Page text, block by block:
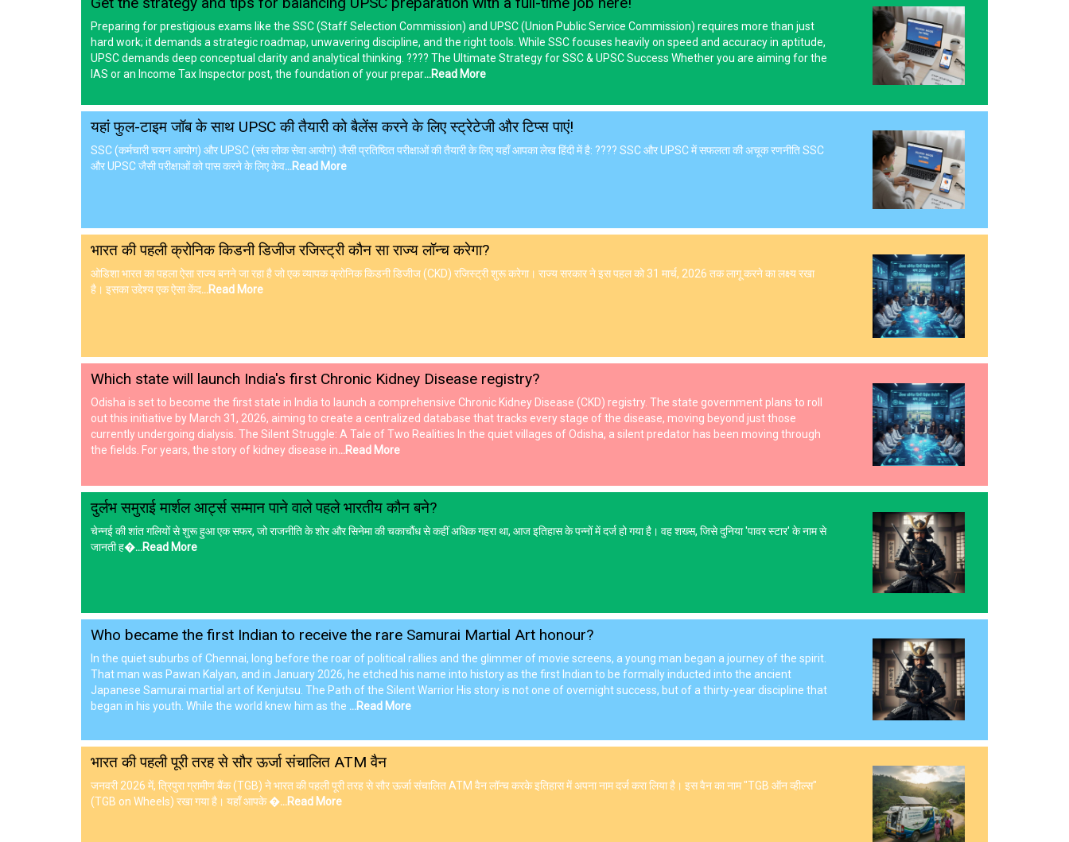
Preparing for prestigious exams like the SSC (Staff Selection Commission) and UPSC (Union Public Service Commission) requires more than just
hard work; it demands a strategic roadmap, unwavering discipline, and the right tools. While SSC focuses heavily on speed and accuracy in aptitude,
UPSC demands deep conceptual clarity and analytical thinking. ???? The Ultimate Strategy for SSC & UPSC Success Whether you are aiming for the
IAS or an Income Tax Inspector post, the foundation of your prepar...Read More
यहां फुल-टाइम जॉब के साथ UPSC की तैयारी को बैलेंस करने के लिए स्ट्रेटेजी और टिप्स पाएं!
SSC (कर्मचारी चयन आयोग) और UPSC (संघ लोक सेवा आयोग) जैसी प्रतिष्ठित परीक्षाओं की तैयारी के लिए यहाँ आपका लेख हिंदी में है: ???? SSC और UPSC में सफलता की अचूक रणनीति SSC
और UPSC जैसी परीक्षाओं को पास करने के लिए केव...Read More
भारत की पहली क्रोनिक किडनी डिजीज रजिस्ट्री कौन सा राज्य लॉन्च करेगा?
ओडिशा भारत का पहला ऐसा राज्य बनने जा रहा है जो एक व्यापक क्रोनिक किडनी डिजीज (CKD) रजिस्ट्री शुरू करेगा। राज्य सरकार ने इस पहल को 31 मार्च, 2026 तक लागू करने का लक्ष्य रखा
है। इसका उद्देश्य एक ऐसा केंद...Read More
Which state will launch India's first Chronic Kidney Disease registry?
Odisha is set to become the first state in India to launch a comprehensive Chronic Kidney Disease (CKD) registry. The state government plans to roll
out this initiative by March 31, 2026, aiming to create a centralized database that tracks every stage of the disease, moving beyond just those
currently undergoing dialysis. The Silent Struggle: A Tale of Two Realities In the quiet villages of Odisha, a silent predator has been moving through
the fields. For years, the story of kidney disease in...Read More
दुर्लभ समुराई मार्शल आर्ट्स सम्मान पाने वाले पहले भारतीय कौन बने?
चेन्नई की शांत गलियों से शुरू हुआ एक सफर, जो राजनीति के शोर और सिनेमा की चकाचौंध से कहीं अधिक गहरा था, आज इतिहास के पन्नों में दर्ज हो गया है। वह शख्स, जिसे दुनिया 'पावर स्टार' के नाम से
जानती ह�...Read More
Who became the first Indian to receive the rare Samurai Martial Art honour?
In the quiet suburbs of Chennai, long before the roar of political rallies and the glimmer of movie screens, a young man began a journey of the spirit.
That man was Pawan Kalyan, and in January 2026, he etched his name into history as the first Indian to be formally inducted into the ancient
Japanese Samurai martial art of Kenjutsu. The Path of the Silent Warrior His story is not one of overnight success, but of a thirty-year discipline that
began in his youth. While the world knew him as the ...Read More
भारत की पहली पूरी तरह से सौर ऊर्जा संचालित ATM वैन
जनवरी 2026 में, त्रिपुरा ग्रामीण बैंक (TGB) ने भारत की पहली पूरी तरह से सौर ऊर्जा संचालित ATM वैन लॉन्च करके इतिहास में अपना नाम दर्ज करा लिया है। इस वैन का नाम "TGB ऑन व्हील्स"
(TGB on Wheels) रखा गया है। यहाँ आपके �...Read More